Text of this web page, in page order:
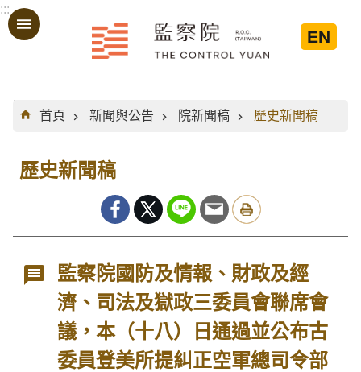
跳到主要內容區塊
:::
EN
:::
首頁
新聞與公告 院新聞稿 歷史新聞稿
歷史新聞稿
監察院國防及情報、財政及經
濟、司法及獄政三委員會聯席會
議，本（十八）日通過並公布古
委員登美所提糾正空軍總司令部